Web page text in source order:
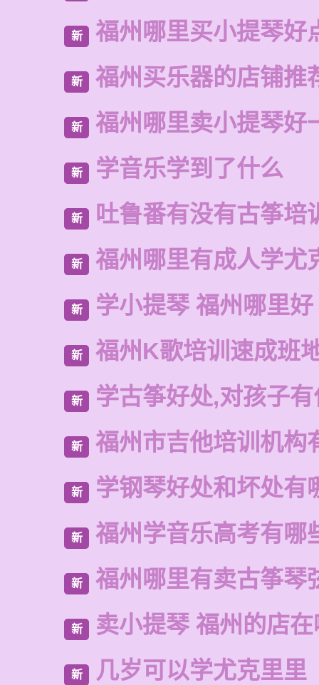
新 福州哪里买小提琴好
新 福州买乐器的店铺推
新 福州哪里卖小提琴好
新 学音乐学到了什么
新 吐鲁番有没有古筝培
新 福州哪里有成人学尤
新 学小提琴 福州哪里好
新 福州K歌培训速成班
新 学古筝好处,对孩子
新 福州市吉他培训机构
新 学钢琴好处和坏处有
新 福州学音乐高考有哪
新 福州哪里有卖古筝琴
新 卖小提琴 福州的店
新 几岁可以学尤克里里